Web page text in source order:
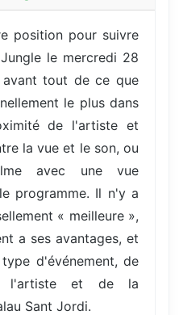
position pour suivre
le mercredi 28
tout de ce que
le plus dans
de l'artiste et
la vue et le son, ou
avec une vue
programme. Il n'y a
« meilleure »,
a ses avantages, et
d'événement, de
l'artiste et de la
Sant Jordi.